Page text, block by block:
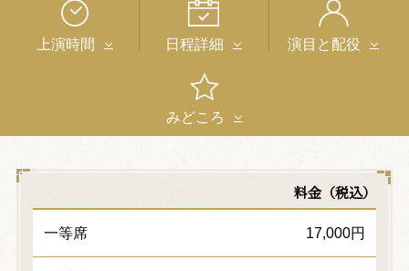
上演時間 日程詳細 演目と配役
みどころ
料金（税込）
一等席 17,000円